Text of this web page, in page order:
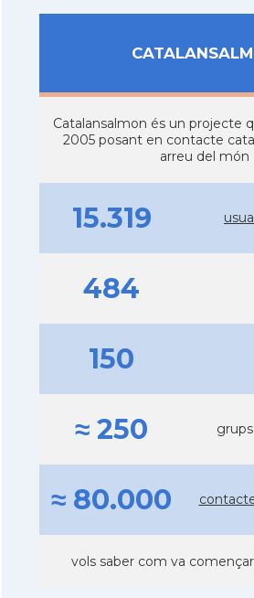
Catalansalmon és un projecte
2005 posant en contacte
arreu del món
15.319
484
150
≈ 250
≈ 80.000
vols saber com va